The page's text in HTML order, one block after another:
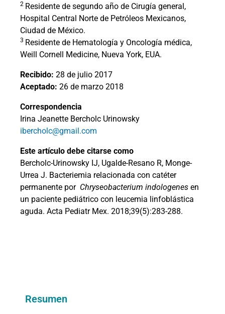
2 Residente de segundo año de Cirugía general,
Hospital Central Norte de Petróleos Mexicanos,
Ciudad de México.
3 Residente de Hematología y Oncología médica,
Weill Cornell Medicine, Nueva York, EUA.
Recibido: 28 de julio 2017
Aceptado: 26 de marzo 2018
Correspondencia
Irina Jeanette Bercholc Urinowsky
ibercholc@gmail.com
Este artículo debe citarse como
Bercholc-Urinowsky IJ, Ugalde-Resano R, Monge-
Urrea J. Bacteriemia relacionada con catéter
permanente por Chryseobacterium indologenes en
un paciente pediátrico con leucemia linfoblástica
aguda. Acta Pediatr Mex. 2018;39(5):283-288.
Resumen